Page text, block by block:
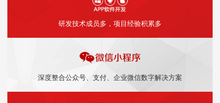
研发技术成员多，项目经验积累多
深度整合公众号、支付、企业微信数字解决方案